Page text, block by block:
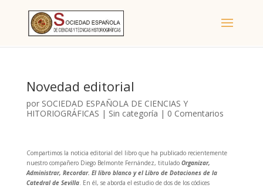
Novedad editorial
por SOCIEDAD ESPAÑOLA DE CIENCIAS Y
HITORIOGRÁFICAS | Sin categoría | 0 Comentarios
Compartimos la noticia editorial del libro que ha publicado recientemente
nuestro compañero Diego Belmonte Fernández, titulado Organizar,
Administrar, Recordar. El libro blanco y el Libro de Dotaciones de la
Catedral de Sevilla. En él, se aborda el estudio de dos de los códices